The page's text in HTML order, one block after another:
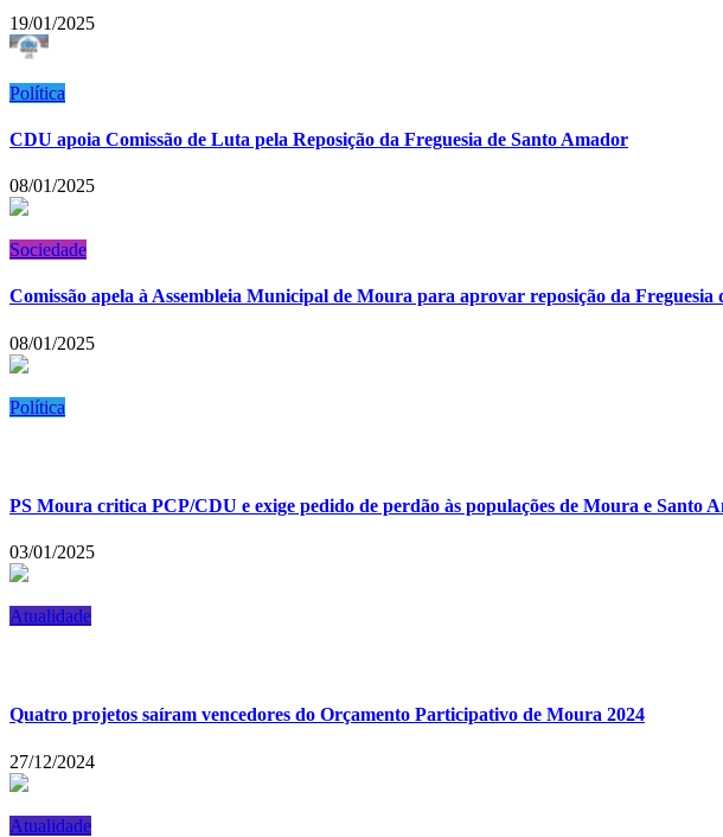
19/01/2025
Política
CDU apoia Comissão de Luta pela Reposição da Freguesia de Santo Amador
08/01/2025
Sociedade
Comissão apela à Assembleia Municipal de Moura para aprovar reposição da Freguesia
08/01/2025
Política
PS Moura critica PCP/CDU e exige pedido de perdão às populações de Moura e Santo
03/01/2025
Atualidade
Quatro projetos saíram vencedores do Orçamento Participativo de Moura 2024
27/12/2024
Atualidade